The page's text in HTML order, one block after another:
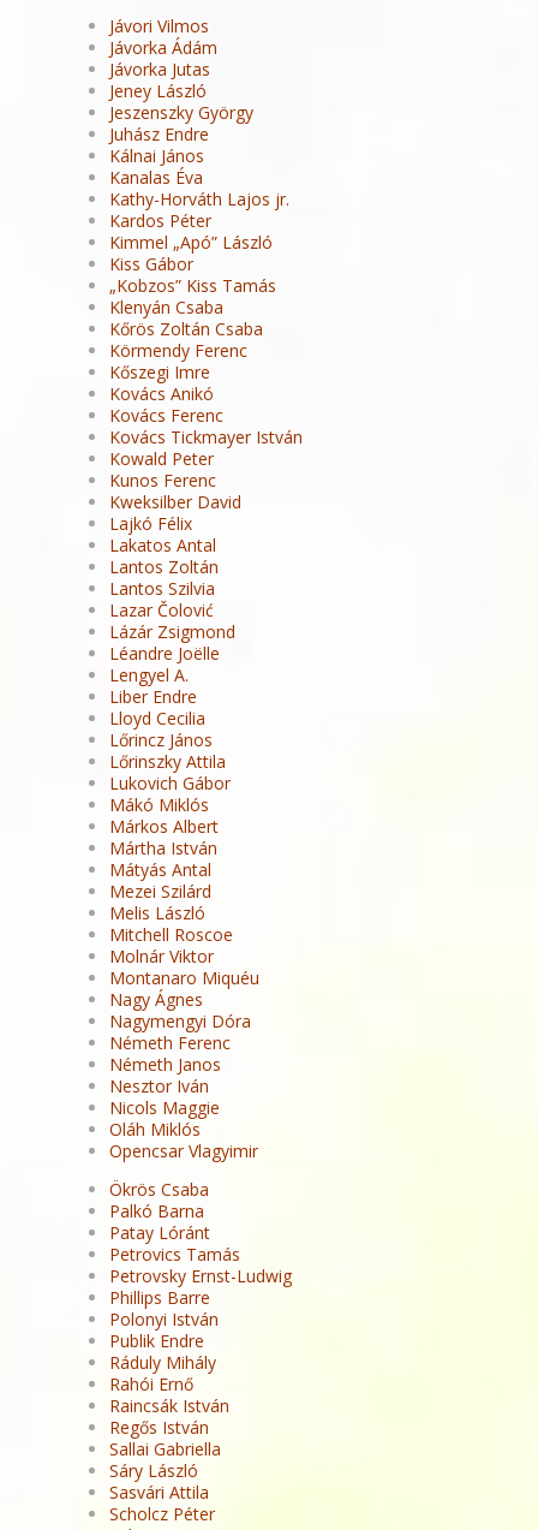
Jávori Vilmos
Jávorka Ádám
Jávorka Jutas
Jeney László
Jeszenszky György
Juhász Endre
Kálnai János
Kanalas Éva
Kathy-Horváth Lajos jr.
Kardos Péter
Kimmel „Apó” László
Kiss Gábor
„Kobzos” Kiss Tamás
Klenyán Csaba
Kőrös Zoltán Csaba
Körmendy Ferenc
Kőszegi Imre
Kovács Anikó
Kovács Ferenc
Kovács Tickmayer István
Kowald Peter
Kunos Ferenc
Kweksilber David
Lajkó Félix
Lakatos Antal
Lantos Zoltán
Lantos Szilvia
Lazar Čolović
Lázár Zsigmond
Léandre Joëlle
Lengyel A.
Liber Endre
Lloyd Cecilia
Lőrincz János
Lőrinszky Attila
Lukovich Gábor
Mákó Miklós
Márkos Albert
Mártha István
Mátyás Antal
Mezei Szilárd
Melis László
Mitchell Roscoe
Molnár Viktor
Montanaro Miquéu
Nagy Ágnes
Nagymengyi Dóra
Németh Ferenc
Németh Janos
Nesztor Iván
Nicols Maggie
Oláh Miklós
Opencsar Vlagyimir
Ökrös Csaba
Palkó Barna
Patay Lóránt
Petrovics Tamás
Petrovsky Ernst-Ludwig
Phillips Barre
Polonyi István
Publik Endre
Ráduly Mihály
Rahói Ernő
Raincsák István
Regős István
Sallai Gabriella
Sáry László
Sasvári Attila
Scholcz Péter